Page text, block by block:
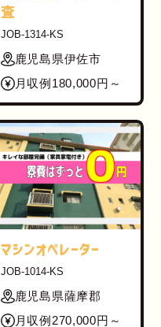
査
JOB-1314-KS
鹿児島県伊佐市
月収例180,000円～
マシンオペレーター
JOB-1014-KS
鹿児島県薩摩郡
月収例270,000円～